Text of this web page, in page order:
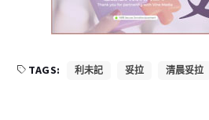
TAGS: 利未記 妥拉 清晨妥拉